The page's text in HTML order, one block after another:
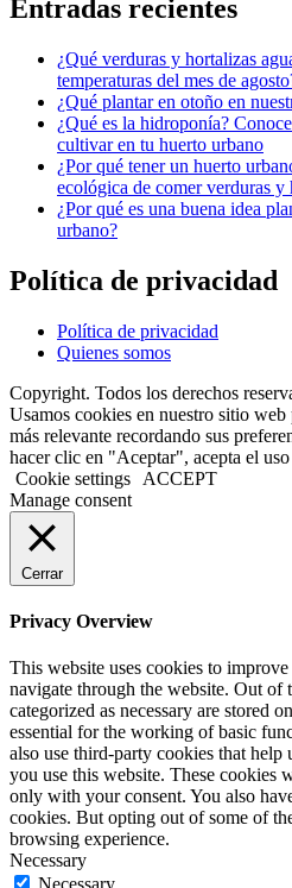
Entradas recientes
¿Qué verduras y hortalizas
temperaturas del mes de
¿Qué plantar en otoño en
¿Qué es la hidroponía?
cultivar en tu huerto urbano
¿Por qué tener un huerto
ecológica de comer verduras y
¿Por qué es una buena idea
urbano?
Política de privacidad
Política de privacidad
Quienes somos
Copyright. Todos los derechos
Usamos cookies en nuestro sitio
más relevante recordando sus
hacer clic en "Aceptar", acepta el
Cookie settings
ACCEPT
Manage consent
Cerrar
Privacy Overview
This website uses cookies to
navigate through the website. Out of
categorized as necessary are stored
essential for the working of basic
also use third-party cookies that help
you use this website. These cookies
only with your consent. You also
cookies. But opting out of some of
browsing experience.
Necessary
Necessary